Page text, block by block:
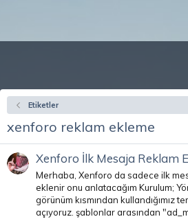
Etiketler
xenforo reklam ekleme
Xenforo İlk Mesaja Reklam
Merhaba, Xenforo da sadece ilk
eklenir onu anlatacağım Kurulum;
görünüm kısmından kullandığımız
açıyoruz. şablonlar arasından